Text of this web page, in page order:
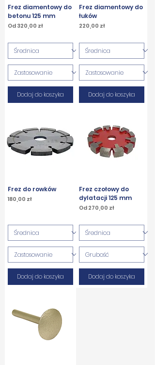
Frez diamentowy do
betonu 125 mm
Od320,00 zł
Cena rabatowa
Dodaj do koszyka
Frez diamentowy do
łuków
Cena
220,00 zł
Dodaj do koszyka
Frez do rowków
Cena
180,00 zł
Dodaj do koszyka
Frez czołowy do
dylatacji 125 mm
Od270,00 zł
Cena rabatowa
Dodaj do koszyka